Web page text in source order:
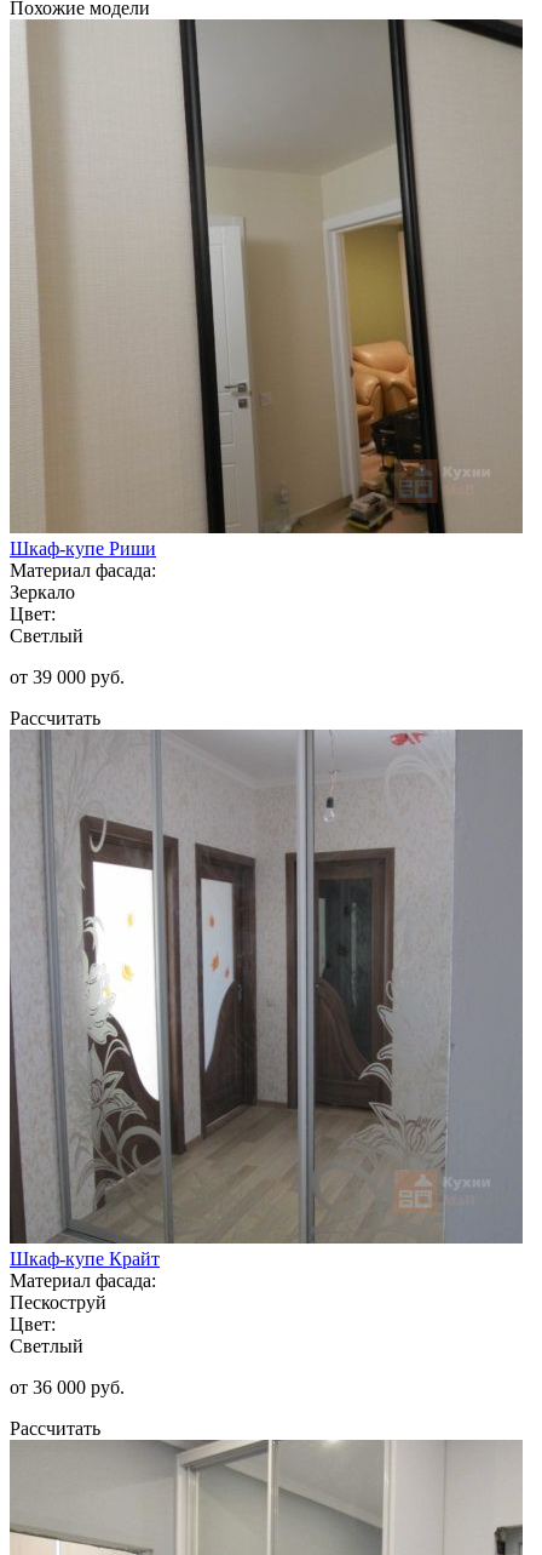
Похожие модели
Шкаф-купе Риши
Материал фасада:
Зеркало
Цвет:
Светлый
от 39 000 руб.
Рассчитать
Шкаф-купе Крайт
Материал фасада:
Пескоструй
Цвет:
Светлый
от 36 000 руб.
Рассчитать